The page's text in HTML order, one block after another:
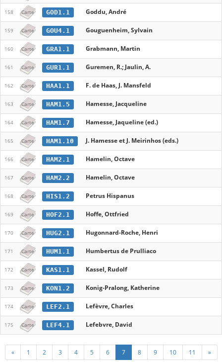
158 Carte GOD1.1 Goddu, André
159 Carte GOU4.1 Gouguenheim, Sylvain
160 Carte GRA1.1 Grabmann, Martin
161 Carte GUR1.1 Guremen, R.; Jaulin, A.
162 Carte HAA1.1 F. de Haas, J. Mansfeld
163 Carte HAM1.5 Hamesse, Jacqueline
164 Carte HAM1.7 Hamesse, Jaqueline (ed.)
165 Carte HAM1.10 J. Hamesse et J. Meirinhos (eds.)
166 Carte HAM2.1 Hamelin, Octave
167 Carte HAM2.2 Hamelin, Octave
168 Carte HIS1.2 Petrus Hispanus
169 Carte HOF2.1 Hoffe, Ottfried
170 Carte HUG2.1 Hugonnard-Roche, Henri
171 Carte HUM1.1 Humbertus de Prulliaco
172 Carte KAS1.1 Kassel, Rudolf
173 Carte KON1.2 Konig-Pralong, Katherine
174 Carte LEF2.1 Lefèvre, Charles
175 Carte LEF4.1 Lefebvre, David
« 1 2 3 4 5 6 7 8 9 10 11 »